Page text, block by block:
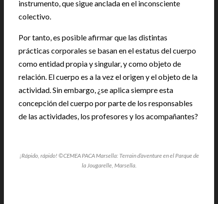
instrumento, que sigue anclada en el inconsciente
colectivo.
Por tanto, es posible afirmar que las distintas
prácticas corporales se basan en el estatus del cuerpo
como entidad propia y singular, y como objeto de
relación. El cuerpo es a la vez el origen y el objeto de la
actividad. Sin embargo, ¿se aplica siempre esta
concepción del cuerpo por parte de los responsables
de las actividades, los profesores y los acompañantes?
¡Rápido, rápido! ©CEMEA PACA Marsella: Terrain d’aventure en el Parque de
la Jougarelle, Marsella.